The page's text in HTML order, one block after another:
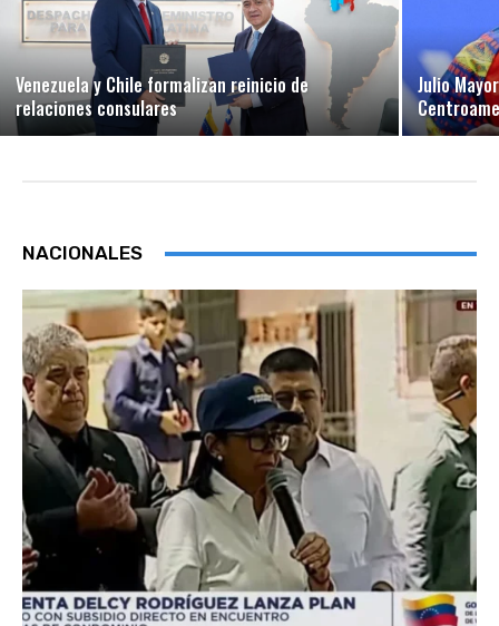
Venezuela y Chile formalizan reinicio de
relaciones consulares
Julio
NACIONALES